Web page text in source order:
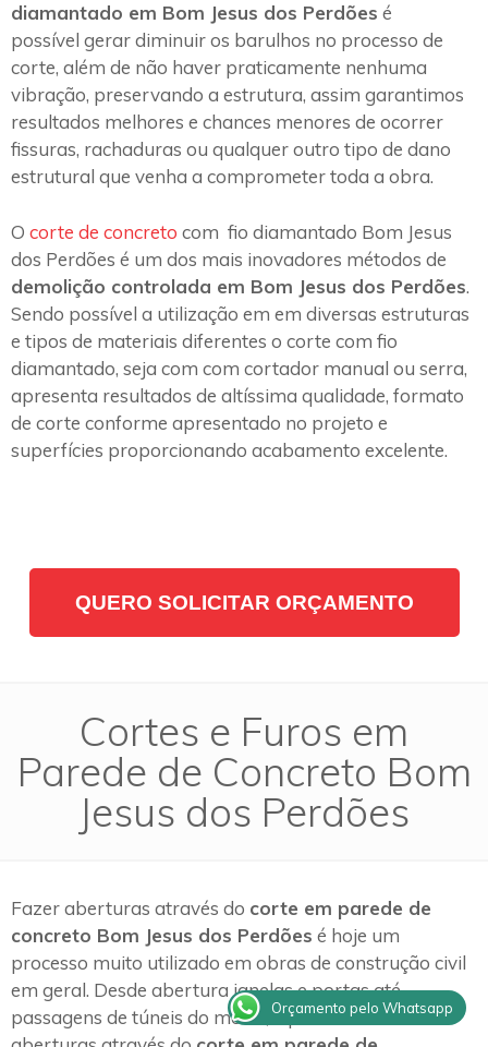
diamantado em Bom Jesus dos Perdões é
possível gerar diminuir os barulhos no processo de
corte, além de não haver praticamente nenhuma
vibração, preservando a estrutura, assim garantimos
resultados melhores e chances menores de ocorrer
fissuras, rachaduras ou qualquer outro tipo de dano
estrutural que venha a comprometer toda a obra.
O corte de concreto com fio diamantado Bom Jesus
dos Perdões é um dos mais inovadores métodos de
demolição controlada em Bom Jesus dos Perdões.
Sendo possível a utilização em em diversas estruturas
e tipos de materiais diferentes o corte com fio
diamantado, seja com com cortador manual ou serra,
apresenta resultados de altíssima qualidade, formato
de corte conforme apresentado no projeto e
superfícies proporcionando acabamento excelente.
QUERO SOLICITAR ORÇAMENTO
Cortes e Furos em
Parede de Concreto Bom
Jesus dos Perdões
Fazer aberturas através do corte em parede de
concreto Bom Jesus dos Perdões é hoje um
processo muito utilizado em obras de construção civil
em geral. Desde abertura janelas e portas até
passagens de túneis do metrô, é possível realizar
Orçamento pelo Whatsapp